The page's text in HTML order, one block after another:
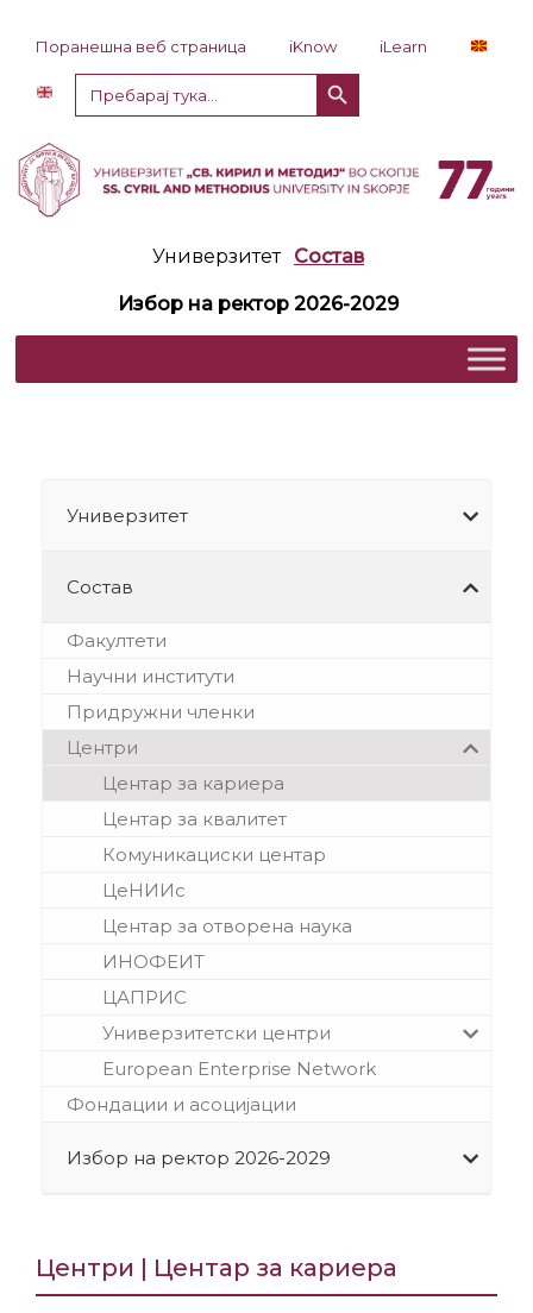
Поранешна веб страница iKnow
iLearn
Пребарај
за:
Копче за пребарување
Универзитет Состав
Избор на ректор 2026-2029
Универзитет
Состав
Факултети
Научни институти
Придружни членки
Центри
Центар за кариера
Центар за квалитет
Комуникациски центар
ЦеНИИс
Центар за отворена наука
ИНОФЕИТ
ЦАПРИС
Универзитетски центри
European Enterprise Network
Фондации и асоцијации
Избор на ректор 2026-2029
Центри | Центар за кариера